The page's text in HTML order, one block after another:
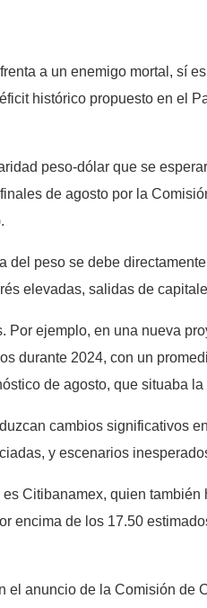
a un enemigo mortal, sí
histórico propuesto en el
peso-dólar que se
de agosto por la
peso se debe
elevadas, salidas de
ejemplo, en una nueva
durante 2024, con un
de agosto, que situaba
cambios significativos
y escenarios
Citibanamex, quien
encima de los 17.50
anuncio de la Comisión de